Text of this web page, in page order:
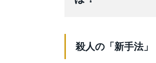
殺人の「新手法」